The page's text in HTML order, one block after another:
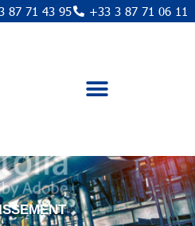
87 71 43 95 +33 3 87 71 06 11